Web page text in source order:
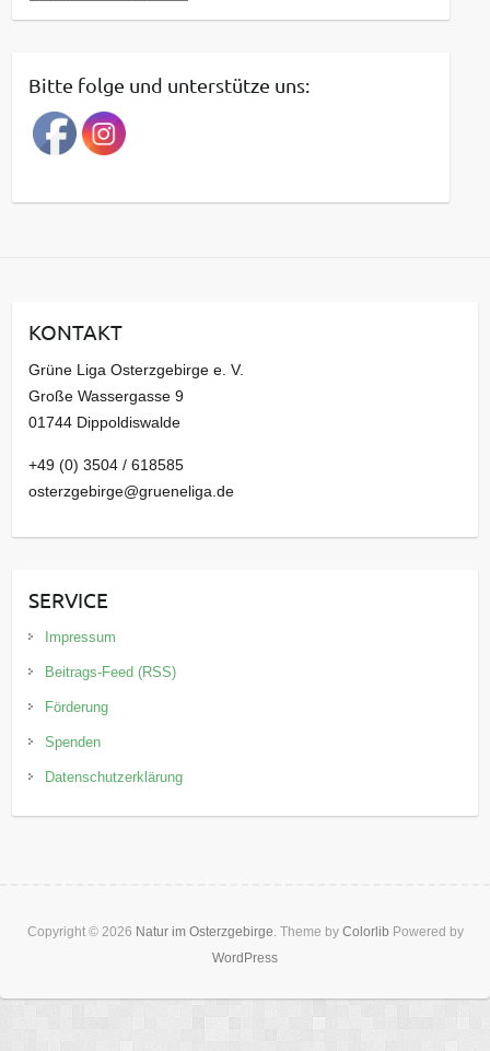
e
r
a
g
a
v
Bitte folge und unterstütze uns:
KONTAKT
Grüne Liga Osterzgebirge e. V.
Große Wassergasse 9
01744 Dippoldiswalde
+49 (0) 3504 / 618585
osterzgebirge@grueneliga.de
SERVICE
Impressum
Beitrags-Feed (RSS)
Förderung
Spenden
Datenschutzerklärung
Copyright © 2026 Natur im Osterzgebirge . Theme by Colorlib Powered by
WordPress